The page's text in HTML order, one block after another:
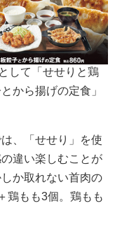
して「せせりと鶏
から揚げの定食」
、「せせり」を使
違い楽しむことが
か取れない首肉の
鶏もも3個。鶏もも